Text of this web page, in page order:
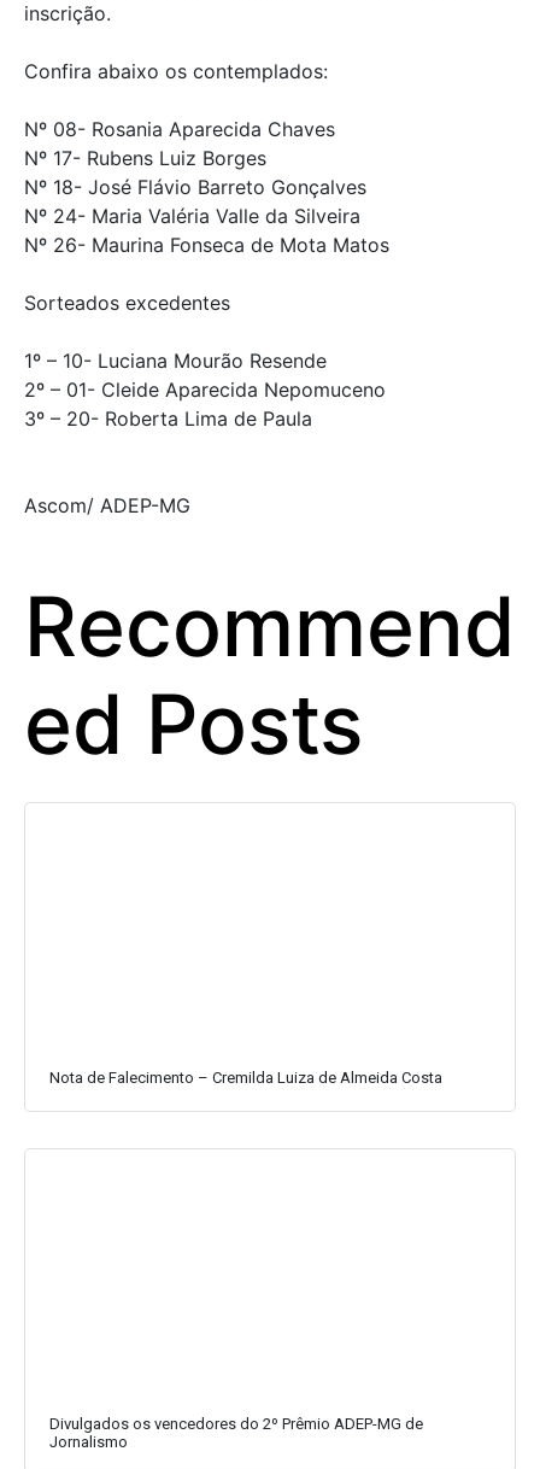
inscrição.
Confira abaixo os contemplados:
Nº 08- Rosania Aparecida Chaves
Nº 17- Rubens Luiz Borges
Nº 18- José Flávio Barreto Gonçalves
Nº 24- Maria Valéria Valle da Silveira
Nº 26- Maurina Fonseca de Mota Matos
Sorteados excedentes
1º – 10- Luciana Mourão Resende
2º – 01- Cleide Aparecida Nepomuceno
3º – 20- Roberta Lima de Paula
Ascom/ ADEP-MG
Recommend
ed Posts
Nota de Falecimento – Cremilda Luiza de Almeida Costa
Divulgados os vencedores do 2º Prêmio ADEP-MG de
Jornalismo